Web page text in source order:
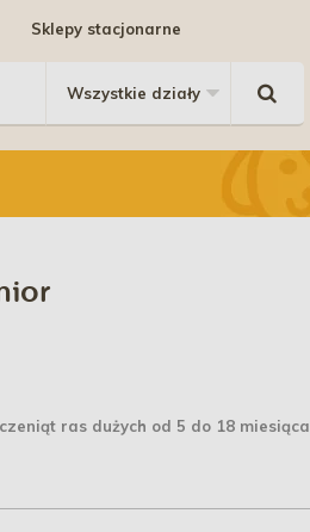
Sklepy stacjonarne
ras dużych od 5 do 18 miesiąca